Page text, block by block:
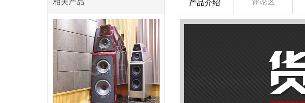
相关产品 产品介绍 评论区